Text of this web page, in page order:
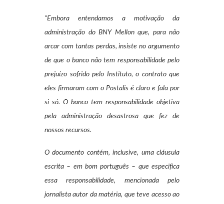
“Embora entendamos a motivação da
administração do BNY Mellon que, para não
arcar com tantas perdas, insiste no argumento
de que o banco não tem responsabilidade pelo
prejuízo sofrido pelo Instituto, o contrato que
eles firmaram com o Postalis é claro e fala por
si só. O banco tem responsabilidade objetiva
pela administração desastrosa que fez de
nossos recursos.
O documento contém, inclusive, uma cláusula
escrita – em bom português – que especifica
essa responsabilidade, mencionada pelo
jornalista autor da matéria, que teve acesso ao